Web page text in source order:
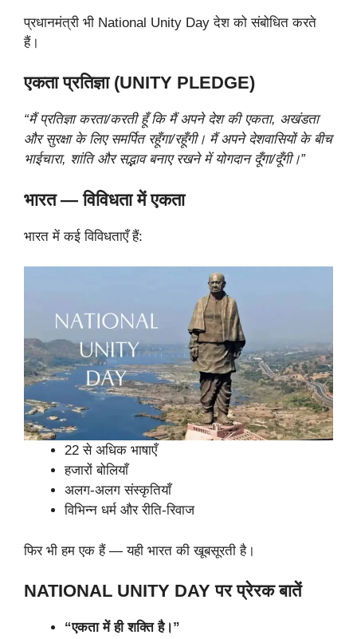
प्रधानमंत्री भी National Unity Day देश को संबोधित करते
हैं।
एकता प्रतिज्ञा (UNITY PLEDGE)
“मैं प्रतिज्ञा करता/करती हूँ कि मैं अपने देश की एकता, अखंडता
और सुरक्षा के लिए समर्पित रहूँगा/रहूँगी। मैं अपने देशवासियों के बीच
भाईचारा, शांति और सद्भाव बनाए रखने में योगदान दूँगा/दूँगी।”
भारत — विविधता में एकता
भारत में कई विविधताएँ हैं:
22 से अधिक भाषाएँ
हजारों बोलियाँ
अलग-अलग संस्कृतियाँ
विभिन्न धर्म और रीति-रिवाज
फिर भी हम एक हैं — यही भारत की खूबसूरती है।
NATIONAL UNITY DAY पर प्रेरक बातें
“एकता में ही शक्ति है।”